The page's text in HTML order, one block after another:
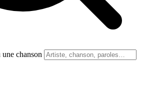
chanson